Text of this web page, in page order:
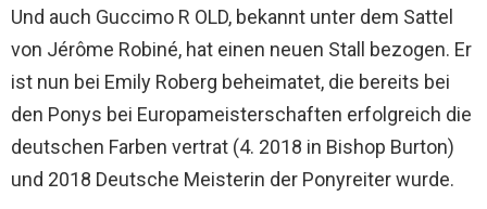
Und auch Guccimo R OLD, bekannt unter dem Sattel
von Jérôme Robiné, hat einen neuen Stall bezogen. Er
ist nun bei Emily Roberg beheimatet, die bereits bei
den Ponys bei Europameisterschaften erfolgreich die
deutschen Farben vertrat (4. 2018 in Bishop Burton)
und 2018 Deutsche Meisterin der Ponyreiter wurde.